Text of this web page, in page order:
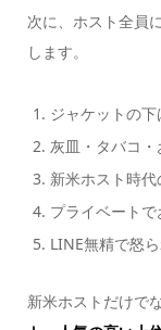
次に、ホスト全員
します。
ジャケットの
灰皿・タバコ・
新米ホスト時
プライベート
LINE無精で怒
新米ホストだけでな